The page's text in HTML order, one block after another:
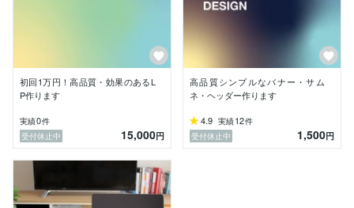
初回1万円！高品質・効果のあるL
P作ります
実績0件
受付休止中
15,000円
高品質シンプルなバナー・サム
ネ・ヘッダー作ります
4.9 実績12件
受付休止中
1,500円